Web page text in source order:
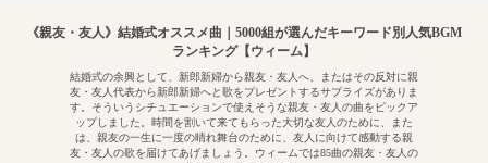
《親友・友人》結婚式オススメ曲｜5000組が選んだキーワード別人気BGM
ランキング【ウィーム】
結婚式の余興として、新郎新婦から親友・友人へ、またはその反対に親
友・友人代表から新郎新婦へと歌をプレゼントするサプライズがありま
す。そういうシチュエーションで使えそうな親友・友人の曲をピックア
ップしました。時間を割いて来てもらった大切な友人のために、また
は、親友の一生に一度の晴れ舞台のために、友人に向けて感動する親
友・友人の歌を届けてあげましょう。ウィームでは85曲の親友・友人の